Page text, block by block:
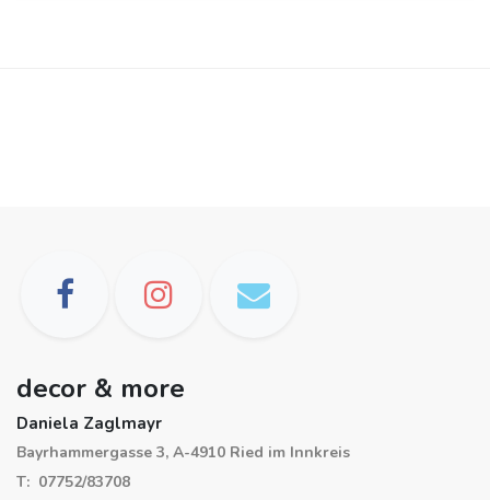
decor & more
Daniela Zaglmayr
Bayrhammergasse 3, A-4910 Ried im Innkreis
T: 07752/83708